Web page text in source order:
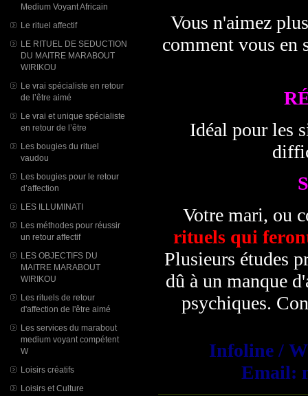
Medium Voyant Africain
Le rituel affectif
LE RITUEL DE SEDUCTION
DU MAITRE MARABOUT
WIRIKOU
Le vrai spécialiste en retour
de l’être aimé
Le vrai et unique spécialiste
en retour de l’être
Les bougies du rituel
vaudou
Les bougies pour le retour
d’affection
LES ILLUMINATI
Les méthodes pour réussir
un retour affectif
LES OBJECTIFS DU
MAITRE MARABOUT
WIRIKOU
Les rituels de retour
d'affection de l'être aimé
Les services du marabout
medium voyant compétent
W
Loisirs créatifs
Loisirs et Culture
Vous n'aimez
comment vous en
Idéal pour les
Votre mari, ou
rituels qui
Plusieurs études
dû à un manque
psychiques.
Infoline /
Email: